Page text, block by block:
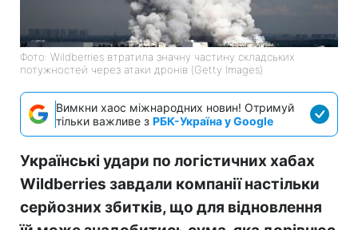
Фото: Wildberries втратила значну частину складських
потужностей через атаки дронів (Getty Images)
Вимкни хаос міжнародних новин! Отримуй
тільки важливе з РБК-Україна у Google
Українські удари по логістичних хабах
Wildberries завдали компанії настільки
серйозних збитків, що для відновлення